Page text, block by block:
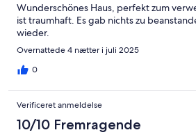
Wunderschönes Haus, perfekt zum
ist traumhaft. Es gab nichts zu
wieder.
Overnattede 4 nætter i juli 2025
0
Verificeret anmeldelse
10/10 Fremragende